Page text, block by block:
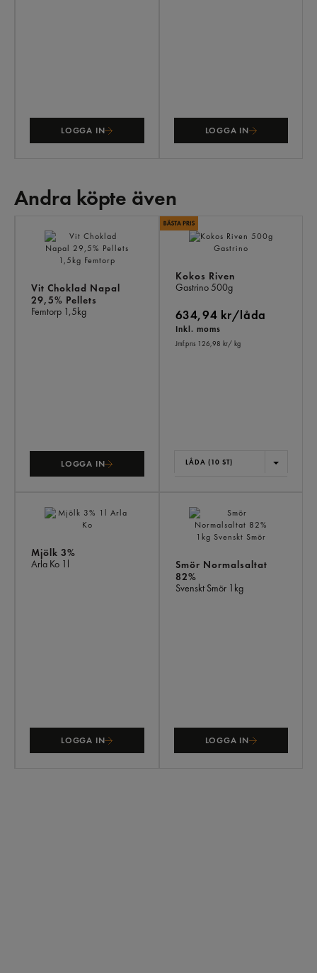
LOGGA IN LOGGA IN
Andra köpte även
Vit Choklad Napal
29,5% Pellets
Femtorp 1,5kg
LOGGA IN
Kokos Riven
Gastrino500g
634,94 kr/låda
Inkl. moms
Jmf.pris 126,98 kr/ kg
LÅDA (10 ST)
Mjölk 3%
Arla Ko 1l
LOGGA IN
Smör Normalsaltat
82%
Svenskt Smör 1kg
LOGGA IN